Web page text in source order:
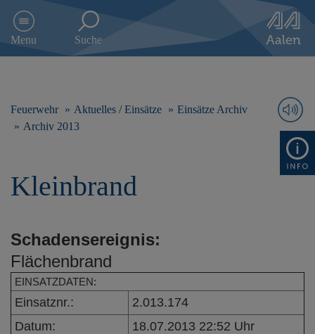
e
Menu Suche
Feuerwehr Aktuelles / Einsätze
Einsätze Archiv
Archiv 2013
Kleinbrand
Schadensereignis:
Flächenbrand
EINSATZDATEN:
Einsatznr.:
2.013.174
Datum:
18.07.2013 22:52 Uhr